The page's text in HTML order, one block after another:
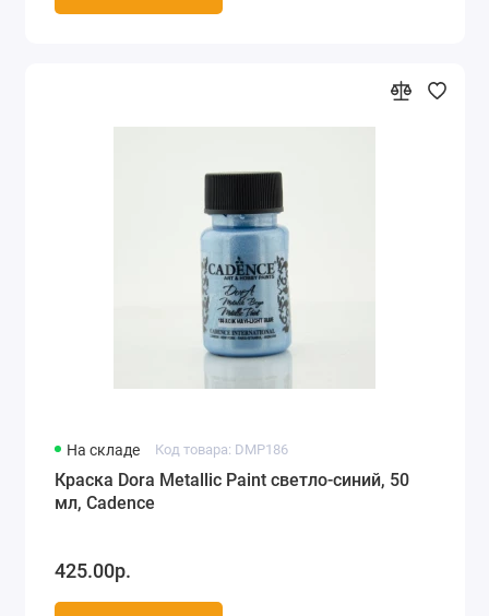
На складе Код товара: DMP186
Краска Dora Metallic Paint светло-синий, 50
мл, Cadence
425.00р.